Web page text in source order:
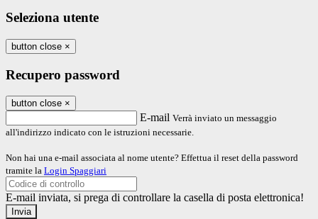
Seleziona utente
button close ×
Recupero password
button close ×
E-mail Verrà inviato un messaggio
all'indirizzo indicato con le istruzioni necessarie.
Non hai una e-mail associata al nome utente? Effettua il reset della password
tramite la Login Spaggiari
E-mail inviata, si prega di controllare la casella di posta elettronica!